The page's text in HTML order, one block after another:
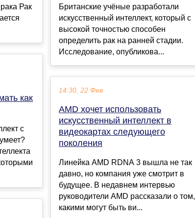
Рак
как
с
Британские учёные разработали
искусственный интеллект, который с
высокой точностью способен
определить рак на ранней стадии.
Исследование, опубликова...
14:30, 22 Фев
AMD хочет использовать
искусственный интеллект в
видеокартах следующего
поколения
Линейка AMD RDNA 3 вышла не так
давно, но компания уже смотрит в
будущее. В недавнем интервью
руководители AMD рассказали о том,
какими могут быть ви...